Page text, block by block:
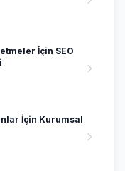
İçin SEO
İçin Kurumsal